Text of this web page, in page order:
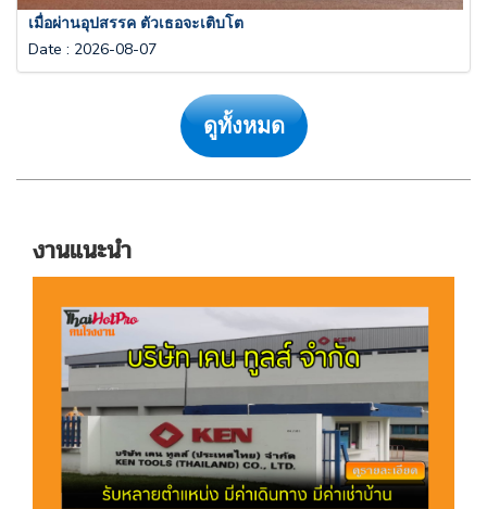
เมื่อผ่านอุปสรรค ตัวเธอจะเติบโต
Date : 2026-08-07
ดูทั้งหมด
งานแนะนำ